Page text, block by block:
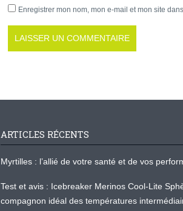
Enregistrer mon nom, mon e-mail et mon site
ARTICLES RÉCENTS
Myrtilles : l’allié de votre santé et de vos
Test et avis : Icebreaker Merinos Cool-Lite
compagnon idéal des températures